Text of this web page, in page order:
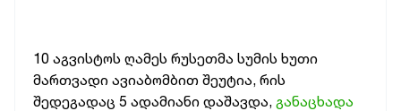
10 აგვისტოს ღამეს რუსეთმა სუმის ხუთი
მართვადი ავიაბომბით შეუტია, რის
შედეგადაც 5 ადამიანი დაშავდა, განაცხადა